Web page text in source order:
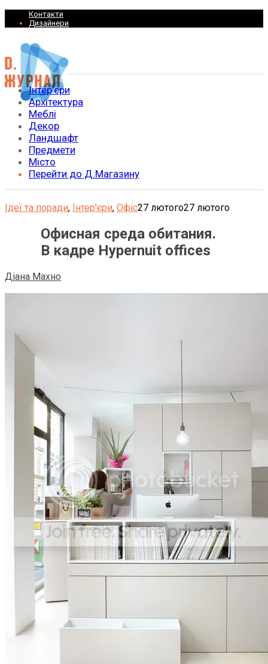
Контакти
Дизайнери
Інтер’єри
Архітектура
Меблі
Декор
Ландшафт
Предмети
Місто
Перейти до Д.Магазину
Ідеї та поради, Інтер'єри, Офіс27 лютого27 лютого
Офисная среда обитания.
В кадре Hypernuit offices
Діана Махно